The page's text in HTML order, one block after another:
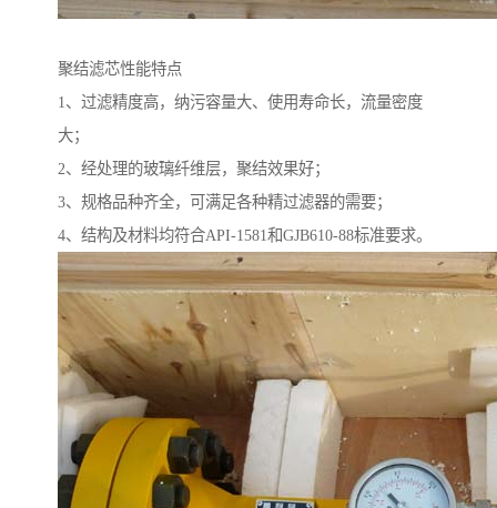
聚结滤芯性能特点
1、过滤精度高，纳污容量大、使用寿命长，流量密度
大；
2、经处理的玻璃纤维层，聚结效果好；
3、规格品种齐全，可满足各种精过滤器的需要；
4、结构及材料均符合API-1581和GJB610-88标准要求。